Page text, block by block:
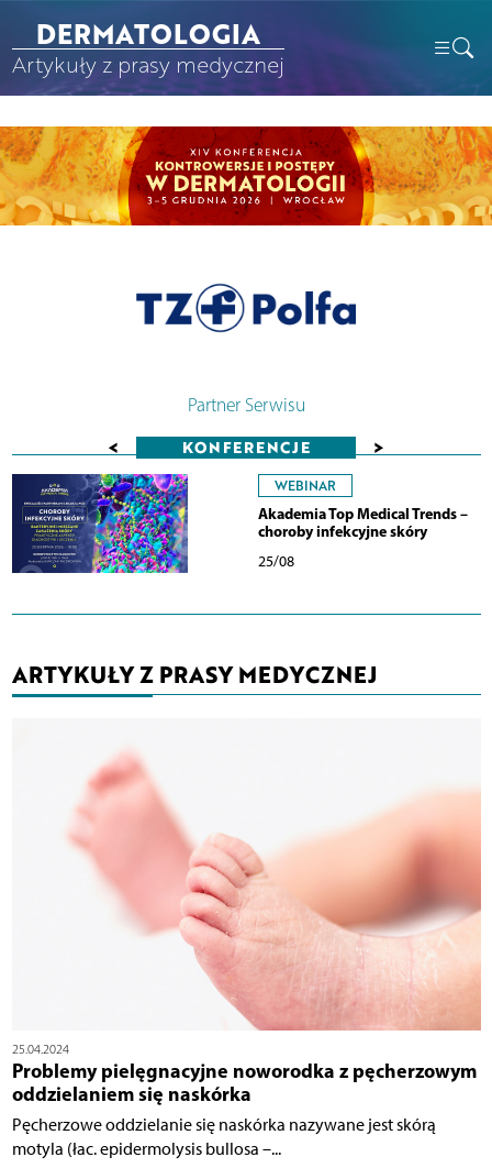
DERMATOLOGIA
Artykuły z prasy medycznej
Partner Serwisu
< KONFERENCJE >
WEBINAR
Akademia Top Medical Trends –
choroby infekcyjne skóry
25/08
ARTYKUŁY Z PRASY MEDYCZNEJ
25.04.2024
Problemy pielęgnacyjne noworodka z pęcherzowym
oddzielaniem się naskórka
Pęcherzowe oddzielanie się naskórka nazywane jest skórą
motyla (łac. epidermolysis bullosa –...